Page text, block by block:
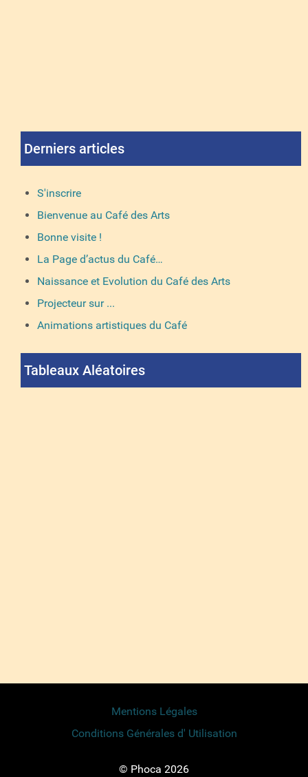
Derniers articles
S'inscrire
Bienvenue au Café des Arts
Bonne visite !
La Page d’actus du Café…
Naissance et Evolution du Café des Arts
Projecteur sur ...
Animations artistiques du Café
Tableaux Aléatoires
Mentions Légales
Conditions Générales d' Utilisation
© Phoca 2026